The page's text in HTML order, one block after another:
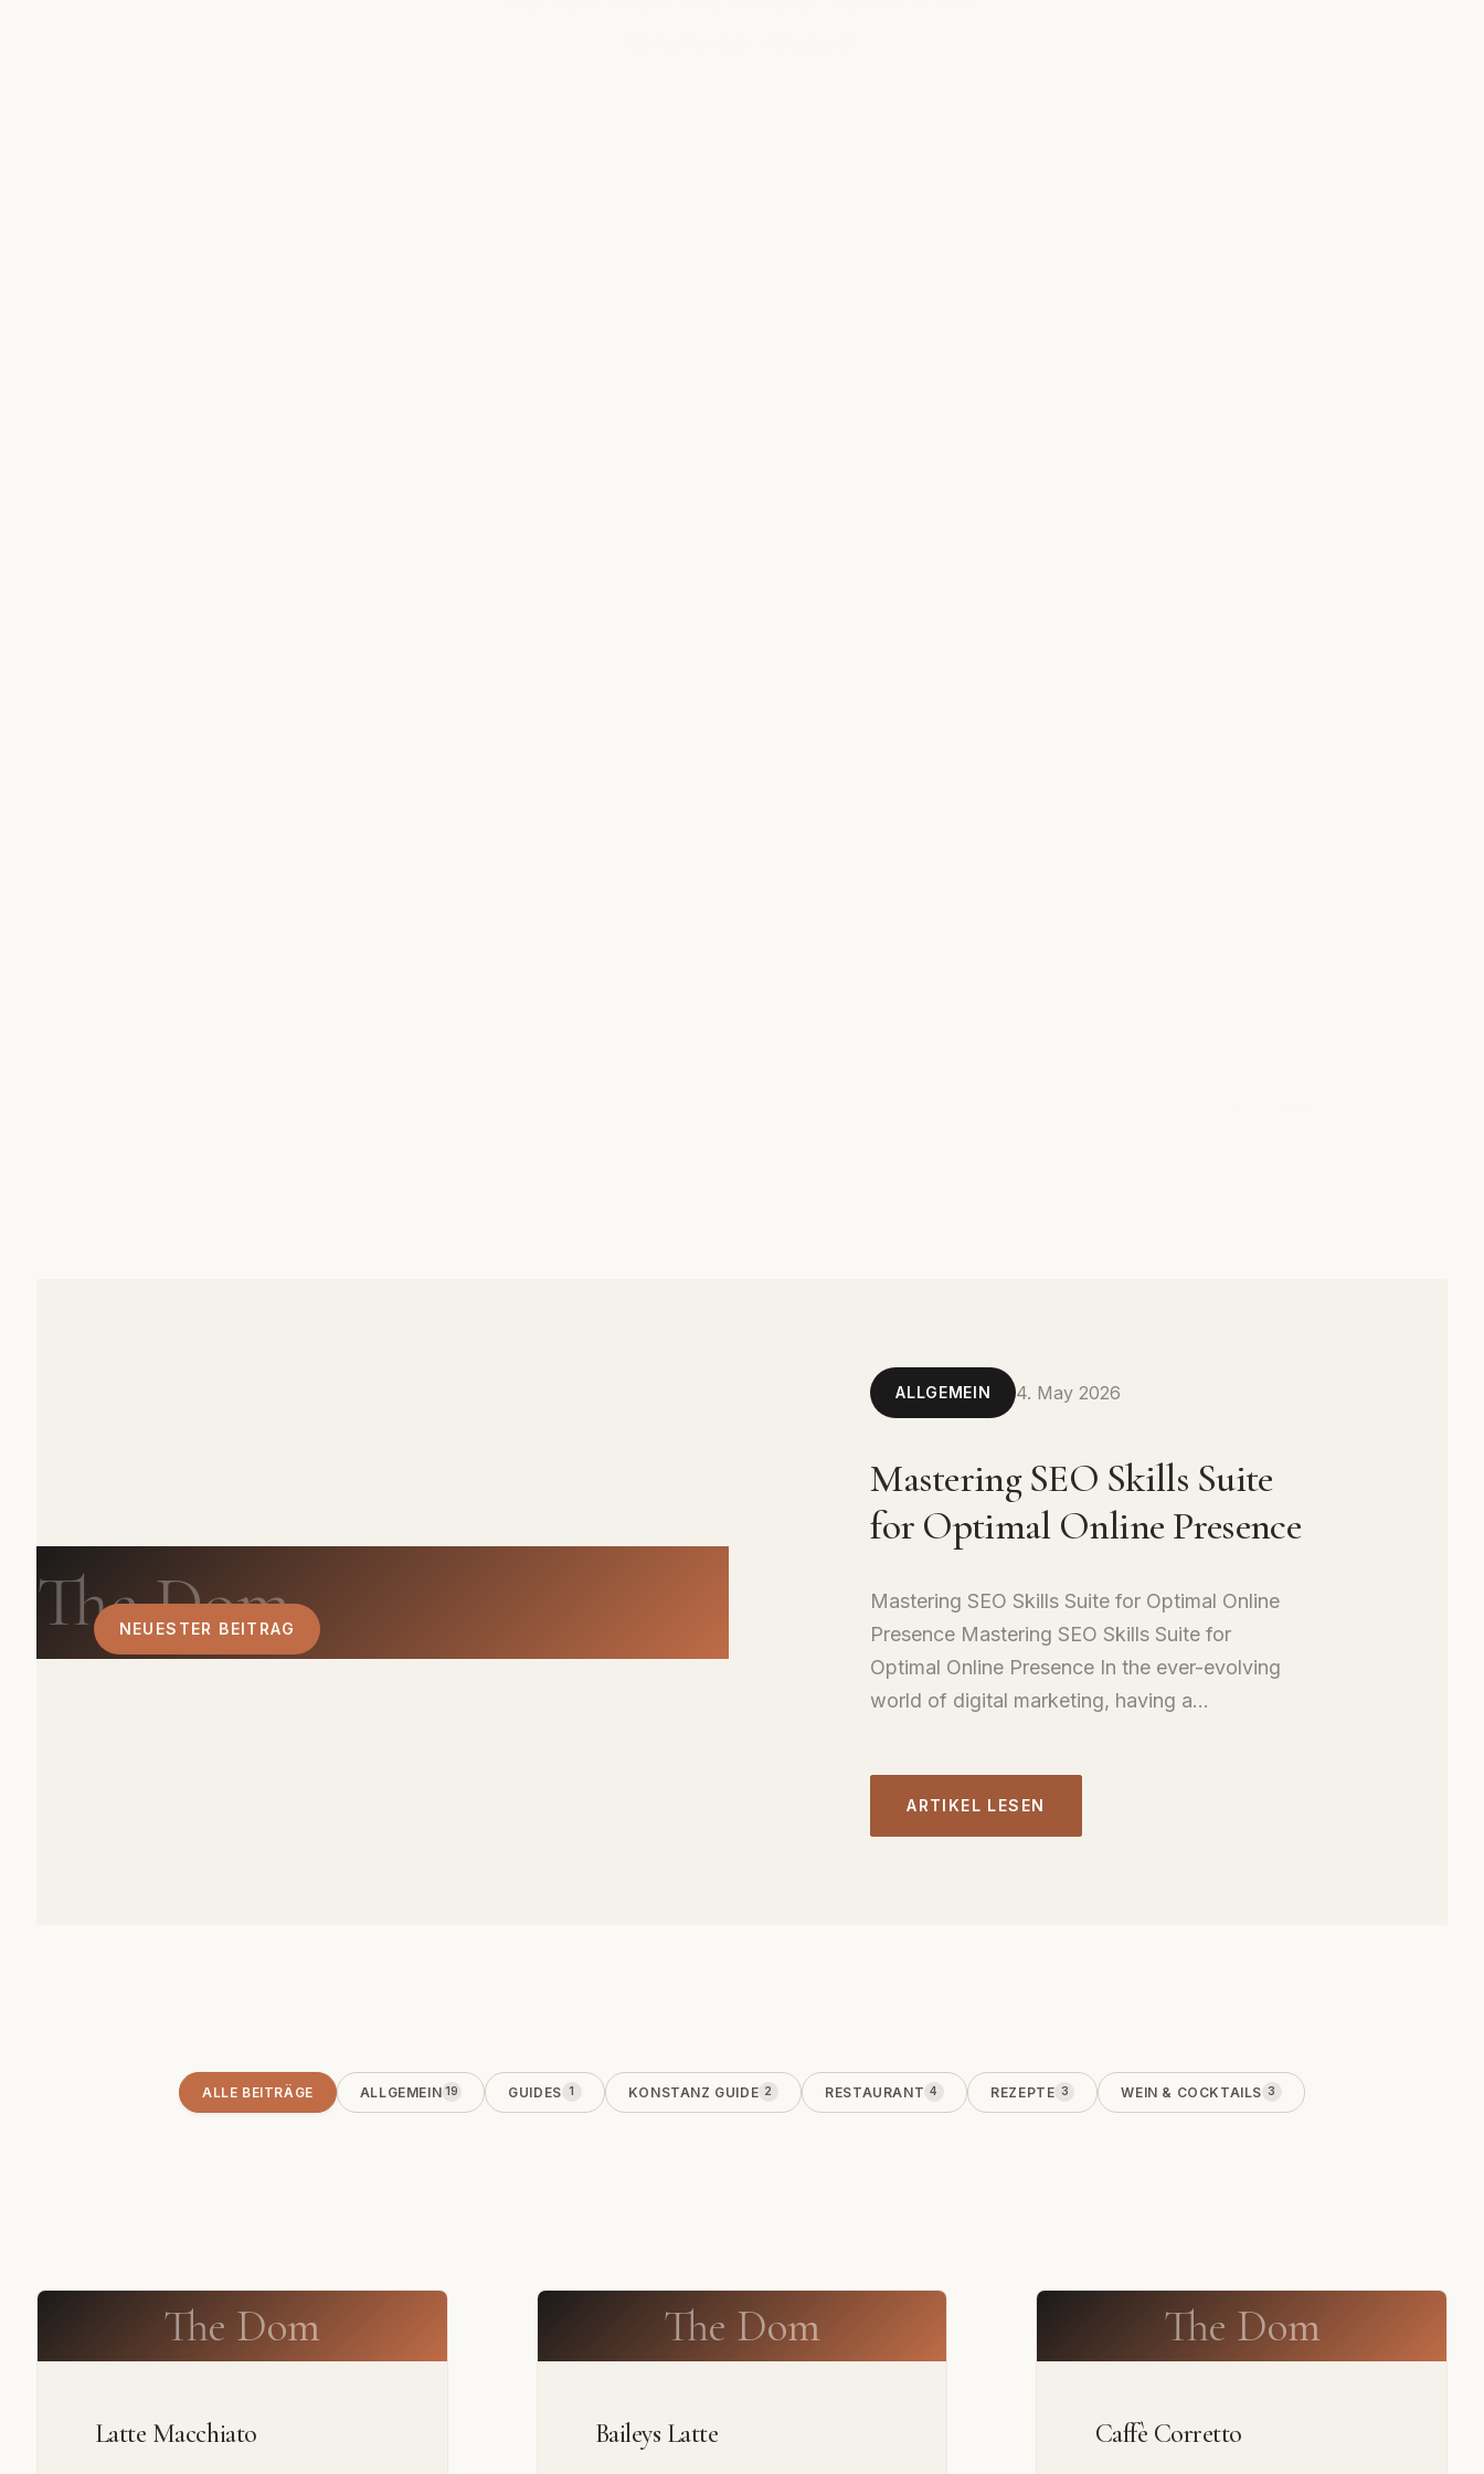
The Dom
NEUESTER BEITRAG
ALLGEMEIN 4. May 2026
Mastering SEO Skills Suite
for Optimal Online Presence
Mastering SEO Skills Suite for Optimal Online
Presence Mastering SEO Skills Suite for
Optimal Online Presence In the ever-evolving
world of digital marketing, having a...
ARTIKEL LESEN
ALLE BEITRÄGE ALLGEMEIN 19 GUIDES 1 KONSTANZ GUIDE 2 RESTAURANT 4 REZEPTE 3 WEIN & COCKTAILS 3
The Dom
Latte Macchiato
The Dom
Baileys Latte
The Dom
Caffè Corretto